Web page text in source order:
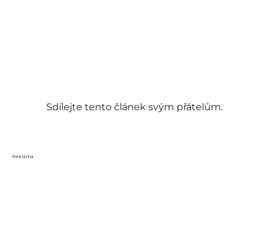
Sdílejte tento článek svým přátelům.
Reklama